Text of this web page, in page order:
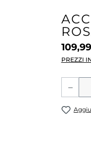
PREZZI